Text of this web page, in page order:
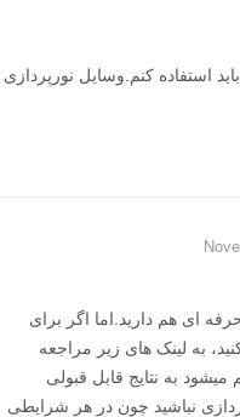
استفاده کنم.وسایل نورپردازی
ای هم دارید.اما اگر برای
به لینک های زیر مراجعه
به نتایج قابل قبولی
نباشید چون در هر شرایطی